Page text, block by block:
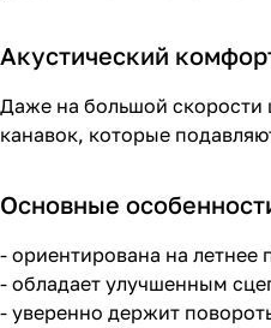
Акустический
Даже на большой скорости
канавок, которые
Основные
- ориентирована на летнее
- обладает улучшенным
- уверенно держит